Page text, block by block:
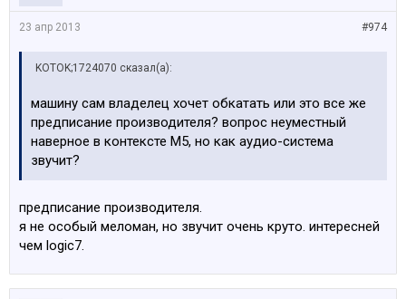
#974
23 апр 2013
KOTOK;1724070 сказал(а):
машину сам владелец хочет обкатать или это все же
предписание производителя? вопрос неуместный
наверное в контексте М5, но как аудио-система
звучит?
предписание производителя.
я не особый меломан, но звучит очень круто. интересней
чем logic7.